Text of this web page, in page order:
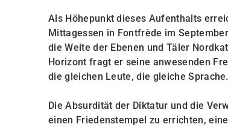
Als Höhepunkt dieses Aufenthalts
Mittagessen in Fontfrède im
die Weite der Ebenen und Täler
Horizont fragt er seine anwesenden
die gleichen Leute, die gleiche
Die Absurdität der Diktatur und die
einen Friedenstempel zu errichten,